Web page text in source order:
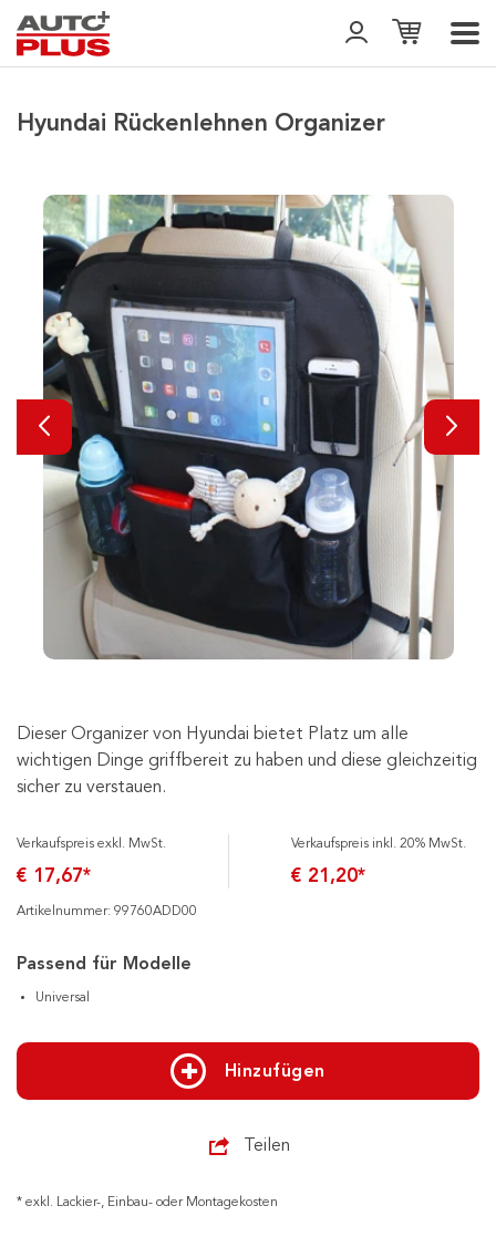
Hyundai Rückenlehnen Organizer
Dieser Organizer von Hyundai bietet Platz um alle
wichtigen Dinge griffbereit zu haben und diese gleichzeitig
sicher zu verstauen.
Verkaufspreis exkl. MwSt.
€ 17,67*
Verkaufspreis inkl. 20% MwSt.
€ 21,20*
Artikelnummer: 99760ADD00
Passend für Modelle
Universal
Hinzufügen
Teilen
* exkl. Lackier-, Einbau- oder Montagekosten